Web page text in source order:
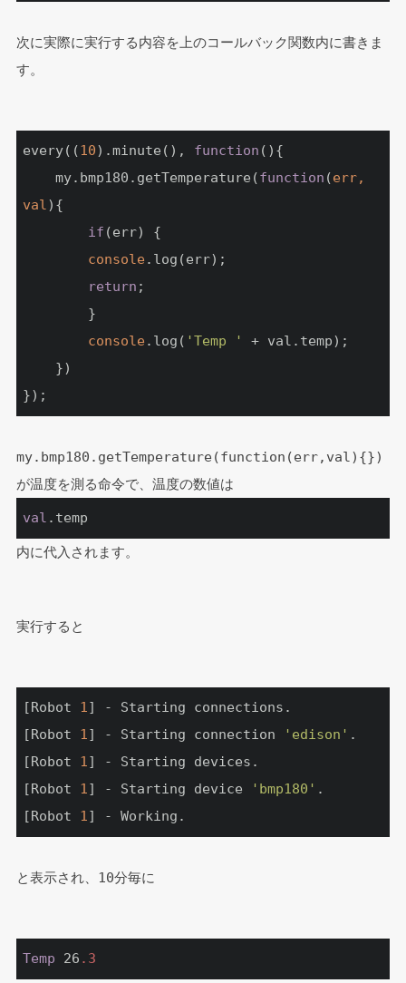
次に実際に実行する内容を上のコールバック関数内に書きま
す。
every((10).minute(), function ( ) {
	my.bmp180.getTemperature(
function (err,
val) {
if (err) {
console.log(err);
return ;
console.log( 'Temp '
+ val.temp);
});
my.bmp180.getTemperature(function(err,val){})
が温度を測る命令で、温度の数値は
val .temp
内に代入されます。
実行すると
[Robot 1] - Starting connections.
[Robot 1] - Starting connection 'edison' .
[Robot 1] - Starting devices.
[Robot 1] - Starting device 'bmp180' .
[Robot 1] - Working.
と表示され、10分毎に
Temp 26 .3